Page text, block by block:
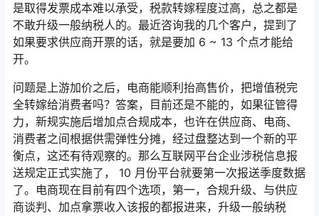
是取得发票成本难以承受，税款转嫁程度过高，总之都是
不敢升级一般纳税人的。最近咨询我的几个客户，提到了
如果要求供应商开票的话，就是要加 6 ~ 13 个点才能给
开。
问题是上游加价之后，电商能顺利抬高售价，把增值税完
全转嫁给消费者吗？答案，目前还是不能的，如果征管得
力，新规实施后增加点合规成本，也许在供应商、电商、
消费者之间根据供需弹性分摊，经过盘整达到一个新的平
衡点，这还有待观察的。那么互联网平台企业涉税信息报
送规定正式实施了， 10 月份平台就要第一次报送季度数据
了。电商现在目前有四个选项，第一，合规升级、与供应
商谈判、加点拿票收入该报的都报进来，升级一般纳税